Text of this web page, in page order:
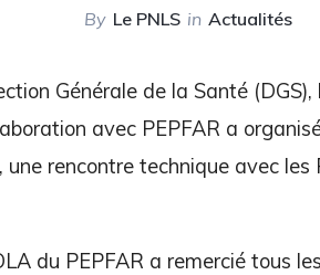
By Le PNLS in Actualités
Générale de la Santé
avec PEPFAR a
rencontre technique avec
du PEPFAR a remercié tous